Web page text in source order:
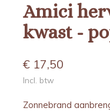
Amici
kwast -
€ 17,50
Incl. btw
Zonnebrand